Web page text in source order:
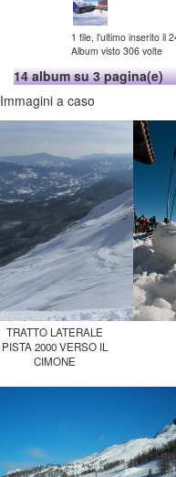
1 file, l'ultimo inserito il
Album visto 306 volte
14 album su 3 pagina(e)
Immagini a caso
TRATTO LATERALE
PISTA 2000 VERSO IL
CIMONE